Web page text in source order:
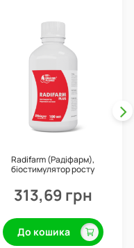
Radifarm (Радіфарм),
біостимулятор росту
(укорінювач), 100 мл, Valagro
313,69 грн
До кошика